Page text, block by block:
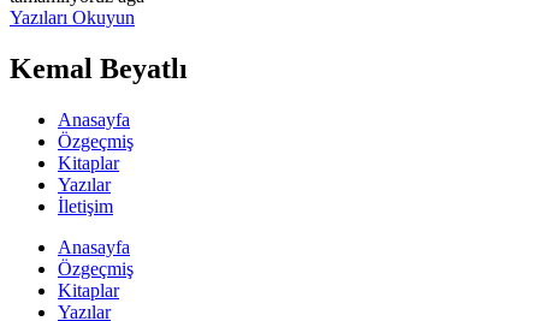
Yazıları Okuyun
Kemal Beyatlı
Anasayfa
Özgeçmiş
Kitaplar
Yazılar
İletişim
Anasayfa
Özgeçmiş
Kitaplar
Yazılar